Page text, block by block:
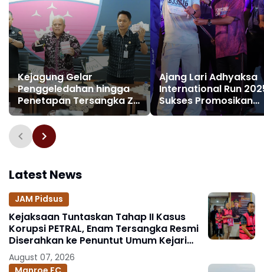
Kejagung Gelar
Penggeledahan hingga
Penetapan Tersangka ZR
Mantan Pejabat Tinggi
Mahkamah Agung
Terkait Dugaan Suap
Kasasi Terdakwa RT
Ajang Lari Adhyaksa
International Run
Sukses Promosikan
Olahraga dan
Latest News
JAM Pidsus
Kejaksaan Tuntaskan Tahap II Kasus
Korupsi PETRAL, Enam Tersangka Resmi
Diserahkan ke Penuntut Umum Kejari
Jakpus
August 07, 2026